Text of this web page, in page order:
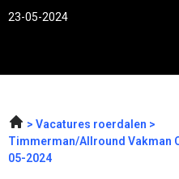
23-05-2024
Vacatures roerdalen
Timmerman/Allround Vakman
05-2024